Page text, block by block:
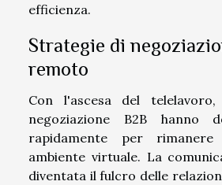
efficienza.
Strategie di
remoto
Con l'ascesa del
negoziazione B2B hanno
rapidamente per
ambiente virtuale. La
diventata il fulcro delle